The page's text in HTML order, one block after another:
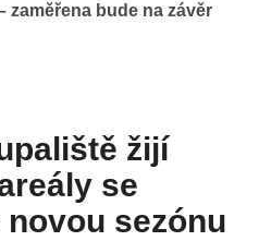
zaměřena bude na závěr
žijí
se
sezónu